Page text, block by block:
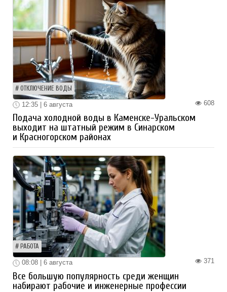
ОТКЛЮЧЕНИЕ ВОДЫ
608
12:35 | 6 августа
Подача холодной воды в Каменске-Уральском
выходит на штатный режим в Синарском
и Красногорском районах
РАБОТА
371
08:08 | 6 августа
Все большую популярность среди женщин
набирают рабочие и инженерные профессии